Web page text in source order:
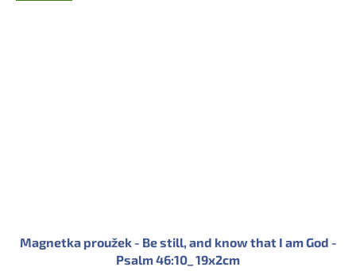
Magnetka proužek - Be still, and know that I am God -
Psalm 46:10_ 19x2cm